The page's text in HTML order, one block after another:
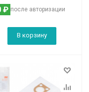
после авторизации
₽
В корзину